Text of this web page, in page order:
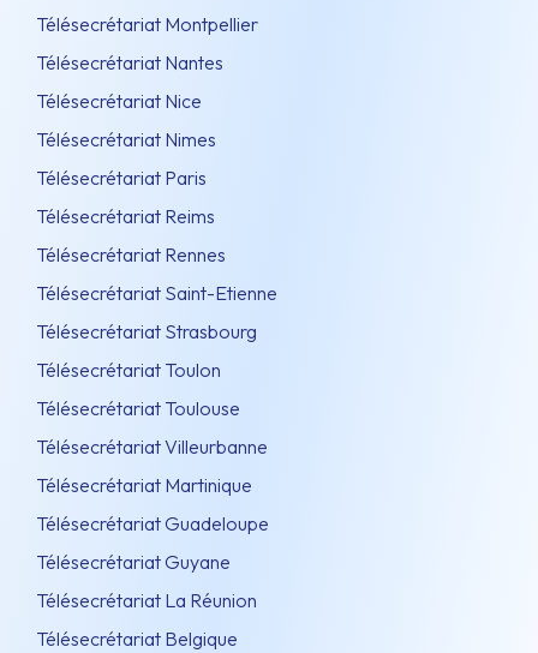
Télésecrétariat Montpellier
Télésecrétariat Nantes
Télésecrétariat Nice
Télésecrétariat Nimes
Télésecrétariat Paris
Télésecrétariat Reims
Télésecrétariat Rennes
Télésecrétariat Saint-Etienne
Télésecrétariat Strasbourg
Télésecrétariat Toulon
Télésecrétariat Toulouse
Télésecrétariat Villeurbanne
Télésecrétariat Martinique
Télésecrétariat Guadeloupe
Télésecrétariat Guyane
Télésecrétariat La Réunion
Télésecrétariat Belgique